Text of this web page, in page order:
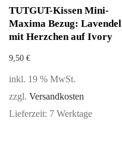
TUTGUT-Kissen Mini-
Maxima Bezug: Lavendel
mit Herzchen auf Ivory
9,50 €
inkl. 19 % MwSt.
zzgl. Versandkosten
Lieferzeit: 7 Werktage